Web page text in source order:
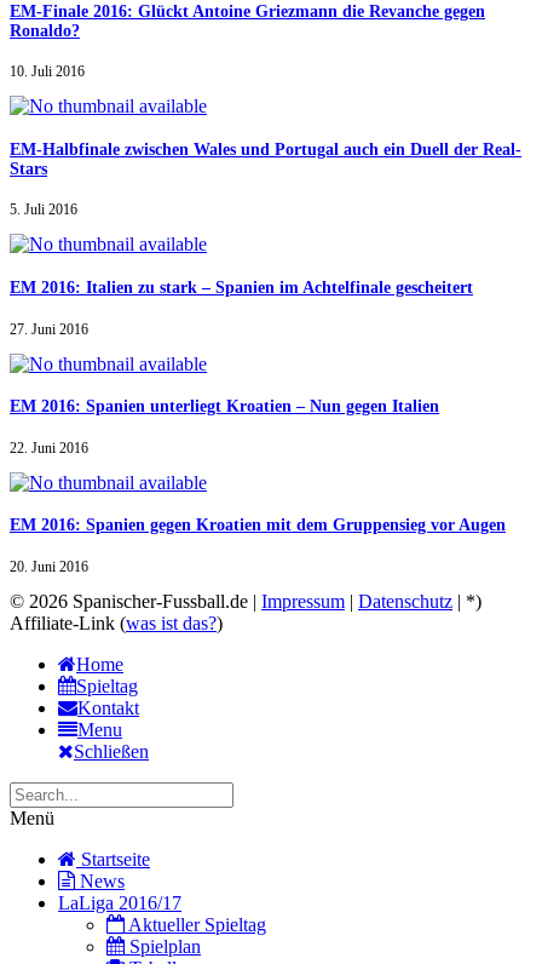
EM-Finale 2016: Glückt Antoine Griezmann die Revanche gegen
Ronaldo?
10. Juli 2016
EM-Halbfinale zwischen Wales und Portugal auch ein Duell der Real-
Stars
5. Juli 2016
EM 2016: Italien zu stark – Spanien im Achtelfinale gescheitert
27. Juni 2016
EM 2016: Spanien unterliegt Kroatien – Nun gegen Italien
22. Juni 2016
EM 2016: Spanien gegen Kroatien mit dem Gruppensieg vor Augen
20. Juni 2016
© 2026 Spanischer-Fussball.de | Impressum | Datenschutz | *)
Affiliate-Link (was ist das?)
Home
Spieltag
Kontakt
Menu
Schließen
Menü
Startseite
News
LaLiga 2016/17
Aktueller Spieltag
Spielplan